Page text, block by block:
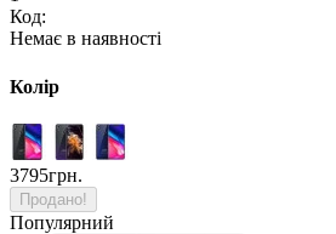
Код:
Немає в наявності
Колір
3795грн.
Продано!
Популярний